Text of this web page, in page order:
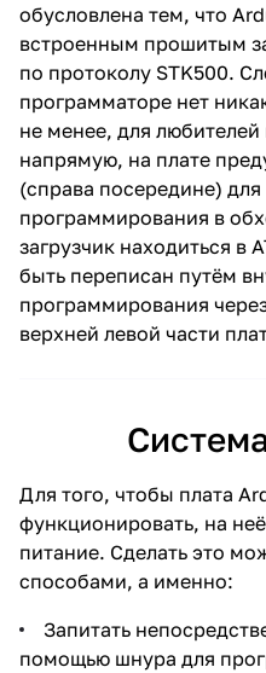
обусловлена тем, что
встроенным прошитым
по протоколу STK500.
программаторе нет
не менее, для
напрямую, на плате
(справа посередине)
программирования в
загрузчик находиться в
быть переписан путём
программирования
верхней левой части
Для того, чтобы плата
функционировать, на
питание. Сделать это
способами, а именно:
Запитать
помощью шнура для